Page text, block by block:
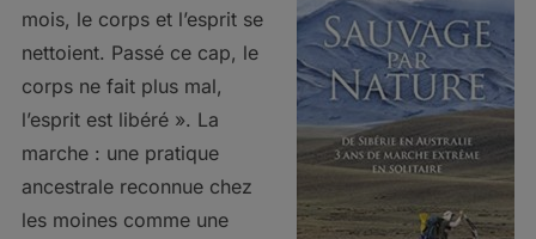
mois, le corps et l’esprit se
nettoient. Passé ce cap, le
corps ne fait plus mal,
l’esprit est libéré ». La
marche : une pratique
ancestrale reconnue chez
les moines comme une